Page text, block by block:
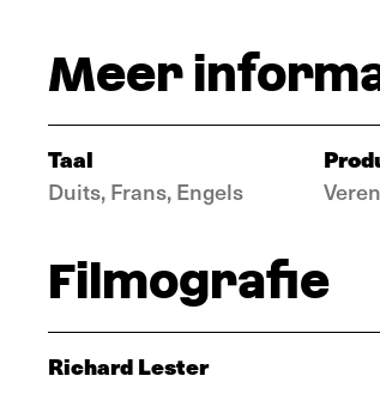
Meer
Taal
Duits, Frans, Engels
Filmografie
Richard Lester